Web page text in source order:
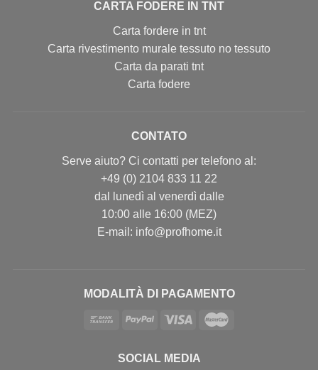
CARTA FODERE IN TNT
Carta fordere in tnt
Carta rivestimento murale tessuto no tessuto
Carta da parati tnt
Carta fodere
CONTATO
Serve aiuto? Ci contatti per telefono al:
+49 (0) 2104 833 11 22
dal lunedì al venerdì dalle
10:00 alle 16:00 (MEZ)
E-mail: info@profhome.it
MODALITÀ DI PAGAMENTO
SOCIAL MEDIA